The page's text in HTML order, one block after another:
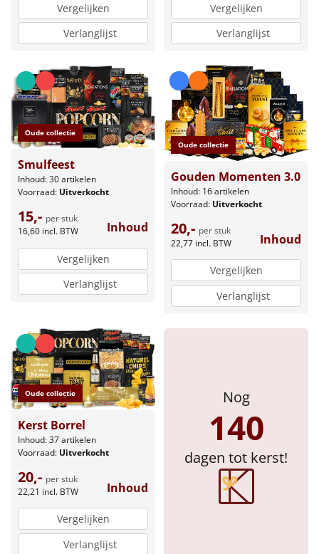
Pizzarette
Wake up light
NIEUW
Borrelplank
Warmtekussen
Slowcooker POPULAIR
Noodradio NIEUW
Deken (fleece plaid)
Alle artikelen
Overige
Ideeën
Personeel
Doe het zelf
Sinterklaaspakketten
Particulier
Kerstgeschenken 2026
Vergelijken
Verlanglijst
Vergelijken
Verlanglijst
Oude collectie
Smulfeest
Inhoud: 30 artikelen
Voorraad: Uitverkocht
15,- per stuk
16,60 incl. BTW Inhoud
Vergelijken
Verlanglijst
Oude collectie
Gouden Momenten 3.0
Inhoud: 16 artikelen
Voorraad: Uitverkocht
20,- per stuk
22,77 incl. BTW Inhoud
Vergelijken
Verlanglijst
Oude collectie
Kerst Borrel
Inhoud: 37 artikelen
Voorraad: Uitverkocht
20,- per stuk
22,21 incl. BTW Inhoud
Vergelijken
Verlanglijst
Nog
140
dagen tot kerst!